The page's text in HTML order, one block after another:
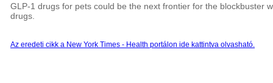
GLP-1 drugs for pets could be the next frontier for the blockbuster
drugs.
Az eredeti cikk a New York Times - Health portálon ide kattintva olvasható.